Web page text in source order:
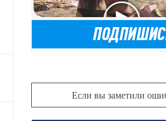
Если вы заметили